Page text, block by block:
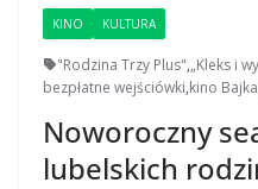
KINO KULTURA
"Rodzina Trzy Plus",„Kleks i
bezpłatne wejściówki,kino Bajka
Noworoczny
lubelskich